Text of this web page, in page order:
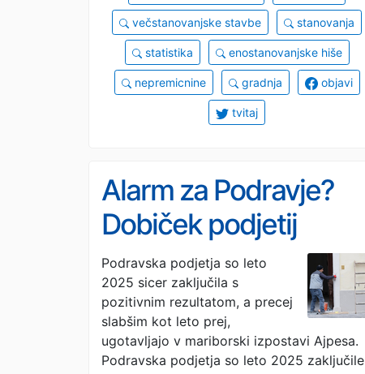
večstanovanjske stavbe stanovanja
statistika enostanovanjske hiše
nepremicnine gradnja objavi
tvitaj
Alarm za Podravje?
Dobiček podjetij
padel, stečajev pa
občutno več
Podravska podjetja so leto
2025 sicer zaključila s
pozitivnim rezultatom, a precej
slabšim kot leto prej,
ugotavljajo v mariborski izpostavi Ajpesa.
Podravska podjetja so leto 2025 zaključile